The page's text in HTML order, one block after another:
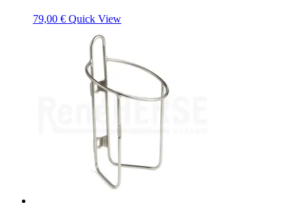
79,00 € Quick View